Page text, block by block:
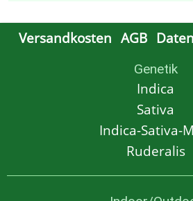
Versandkosten AGB
Genetik
Indica
Sativa
Indica-Sativa-
Ruderalis